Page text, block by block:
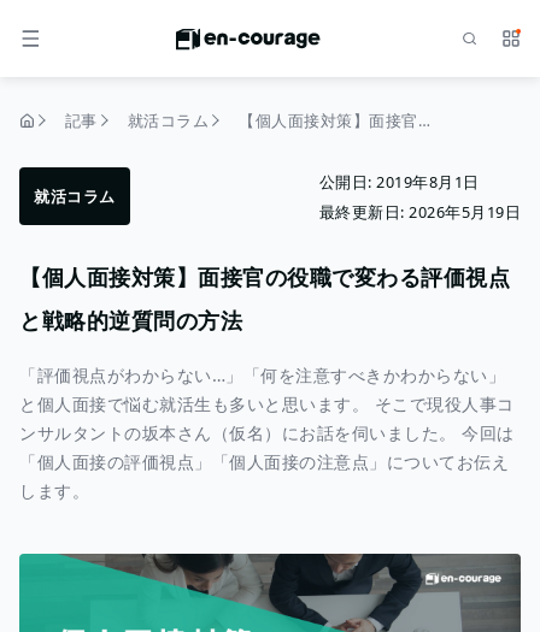
メニュー サ
記事 就活コラム 【個人面接対策】面接官の役職で変わる評価視点と戦略的逆質問の方法
就活コラム
公開日: 2019年8月1日
最終更新日: 2026年5月19日
【個人面接対策】面接官の役職で変わる評価視点
と戦略的逆質問の方法
「評価視点がわからない…」「何を注意すべきかわからない」
と個人面接で悩む就活生も多いと思います。 そこで現役人事コ
ンサルタントの坂本さん（仮名）にお話を伺いました。 今回は
「個人面接の評価視点」「個人面接の注意点」についてお伝え
します。